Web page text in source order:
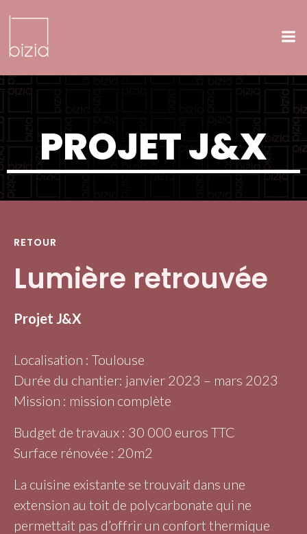
PROJET J&X
RETOUR
Lumière retrouvée
Projet J&X
Localisation : Toulouse
Durée du chantier: janvier 2023 – mars 2023
Mission : mission complète
Budget de travaux : 30 000 euros TTC
Surface rénovée : 20m2
La cuisine existante se trouvait dans une
extension au toit de polycarbonate qui ne
permettait pas d’offrir un confort thermique